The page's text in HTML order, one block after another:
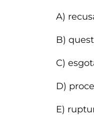
A)
B)
C)
D)
E)